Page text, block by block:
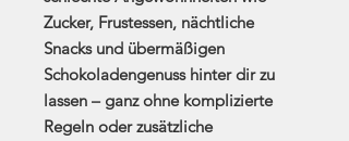
Zucker, Frustessen, nächtliche
Snacks und übermäßigen
Schokoladengenuss hinter dir zu
lassen – ganz ohne komplizierte
Regeln oder zusätzliche